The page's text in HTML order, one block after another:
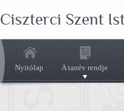
Ciszterci Szent
Nyitólap A tanév rendje